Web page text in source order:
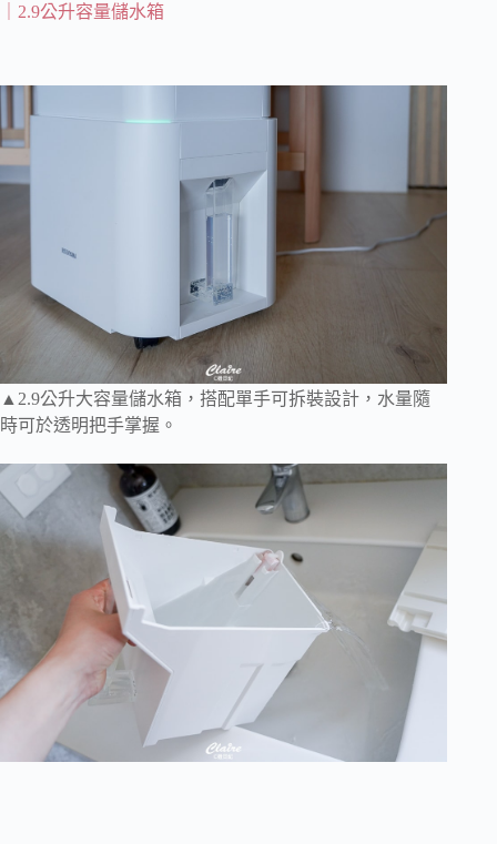
｜2.9公升容量儲水箱
▲2.9公升大容量儲水箱，搭配單手可拆裝設計，水量隨
時可於透明把手掌握。